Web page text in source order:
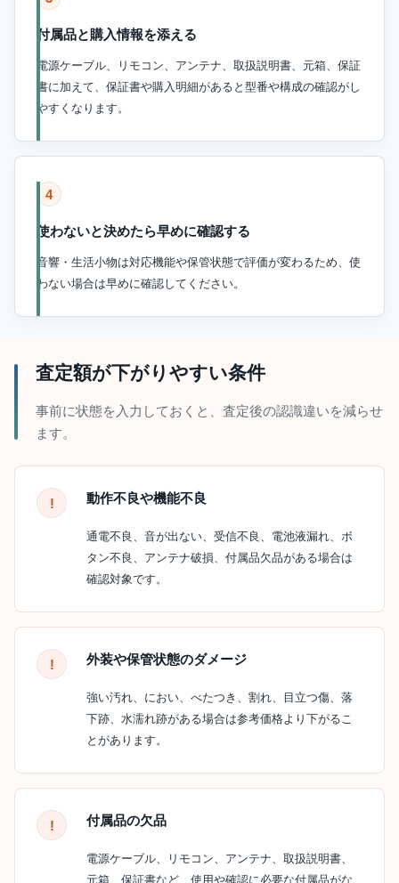
付属品と購入情報を添える
電源ケーブル、リモコン、アンテナ、取扱説明書、元箱、保証
書に加えて、保証書や購入明細があると型番や構成の確認がし
やすくなります。
4
使わないと決めたら早めに確認する
音響・生活小物は対応機能や保管状態で評価が変わるため、使
わない場合は早めに確認してください。
査定額が下がりやすい条件
事前に状態を入力しておくと、査定後の認識違いを減らせ
ます。
動作不良や機能不良
通電不良、音が出ない、受信不良、電池液漏れ、ボ
タン不良、アンテナ破損、付属品欠品がある場合は
確認対象です。
外装や保管状態のダメージ
強い汚れ、におい、べたつき、割れ、目立つ傷、落
下跡、水濡れ跡がある場合は参考価格より下がるこ
とがあります。
付属品の欠品
電源ケーブル、リモコン、アンテナ、取扱説明書、
元箱、保証書など、使用や確認に必要な付属品がな